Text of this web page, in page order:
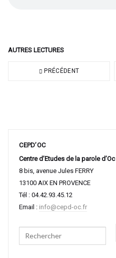
AUTRES LECTURES
PRÉCÉDENT
CEPD’OC
Centre d’Etudes de la parole d’Oc
8 bis, avenue Jules FERRY
13100 AIX EN PROVENCE
Tél : 04.42.93.45.12
Email : info@cepd-oc.fr
Search